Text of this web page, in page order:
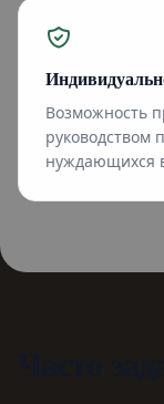
Возможность
руководством
нуждающихся